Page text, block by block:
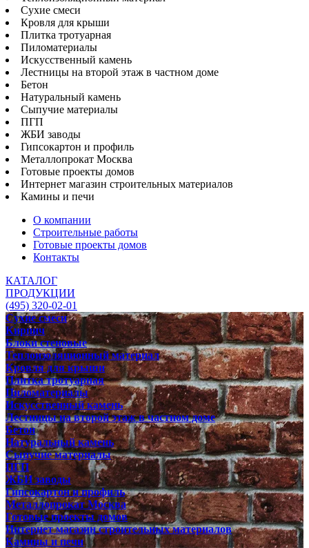
Сухие смеси
Кровля для крыши
Плитка тротуарная
Пиломатериалы
Искусственный камень
Лестницы на второй этаж в частном доме
Бетон
Натуральный камень
Сыпучие материалы
ПГП
ЖБИ заводы
Гипсокартон и профиль
Металлопрокат Москва
Готовые проекты домов
Интернет магазин строительных материалов
Камины и печи
О компании
Строительные работы
Готовые проекты домов
Контакты
КАТАЛОГ
ПРОДУКЦИИ
(495) 320-02-01
Сухие смеси
Кирпич
Блоки стеновые
Теплоизоляционный материал
Кровля для крыши
Плитка тротуарная
Пиломатериалы
Искусственный камень
Лестницы на второй этаж в частном доме
Бетон
Натуральный камень
Сыпучие материалы
ПГП
ЖБИ заводы
Гипсокартон и профиль
Металлопрокат Москва
Готовые проекты домов
Интернет магазин строительных материалов
Камины и печи